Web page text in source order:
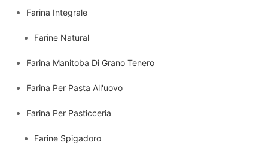
Farina Integrale
Farine Natural
Farina Manitoba Di Grano Tenero
Farina Per Pasta All'uovo
Farina Per Pasticceria
Farine Spigadoro